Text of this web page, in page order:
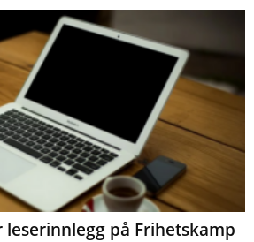
på Frihetskamp